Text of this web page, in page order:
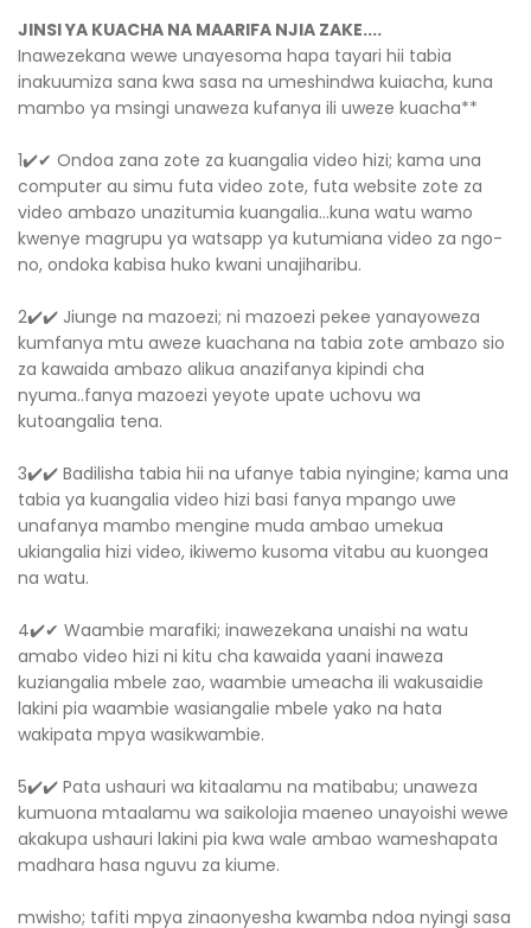
JINSI YA KUACHA NA MAARIFA NJIA ZAKE....
Inawezekana wewe unayesoma hapa tayari hii tabia
inakuumiza sana kwa sasa na umeshindwa kuiacha, kuna
mambo ya msingi unaweza kufanya ili uweze kuacha**
1✔️✔ ️Ondoa zana zote za kuangalia video hizi; kama una
computer au simu futa video zote, futa website zote za
video ambazo unazitumia kuangalia...kuna watu wamo
kwenye magrupu ya watsapp ya kutumiana video za ngo-
no, ondoka kabisa huko kwani unajiharibu.
2✔️✔️ Jiunge na mazoezi; ni mazoezi pekee yanayoweza
kumfanya mtu aweze kuachana na tabia zote ambazo sio
za kawaida ambazo alikua anazifanya kipindi cha
nyuma..fanya mazoezi yeyote upate uchovu wa
kutoangalia tena.
3✔️✔️ Badilisha tabia hii na ufanye tabia nyingine; kama una
tabia ya kuangalia video hizi basi fanya mpango uwe
unafanya mambo mengine muda ambao umekua
ukiangalia hizi video, ikiwemo kusoma vitabu au kuongea
na watu.
4✔️✔ ️Waambie marafiki; inawezekana unaishi na watu
amabo video hizi ni kitu cha kawaida yaani inaweza
kuziangalia mbele zao, waambie umeacha ili wakusaidie
lakini pia waambie wasiangalie mbele yako na hata
wakipata mpya wasikwambie.
5✔️✔️ Pata ushauri wa kitaalamu na matibabu; unaweza
kumuona mtaalamu wa saikolojia maeneo unayoishi wewe
akakupa ushauri lakini pia kwa wale ambao wameshapata
madhara hasa nguvu za kiume.
mwisho; tafiti mpya zinaonyesha kwamba ndoa nyingi sasa